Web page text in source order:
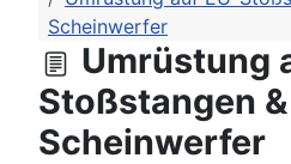
Scheinwerfer
Umrüstung
Stoßstangen
Scheinwerfer